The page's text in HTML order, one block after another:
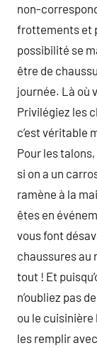
non-
frottements et
possibilité se
être de
journée. Là où
Privilégiez les
c’est véritable
Pour les
si on a un
ramène à la
êtes en
vous font
chaussures au
tout ! Et
n’oubliez pas
ou le cuisinière
les remplir